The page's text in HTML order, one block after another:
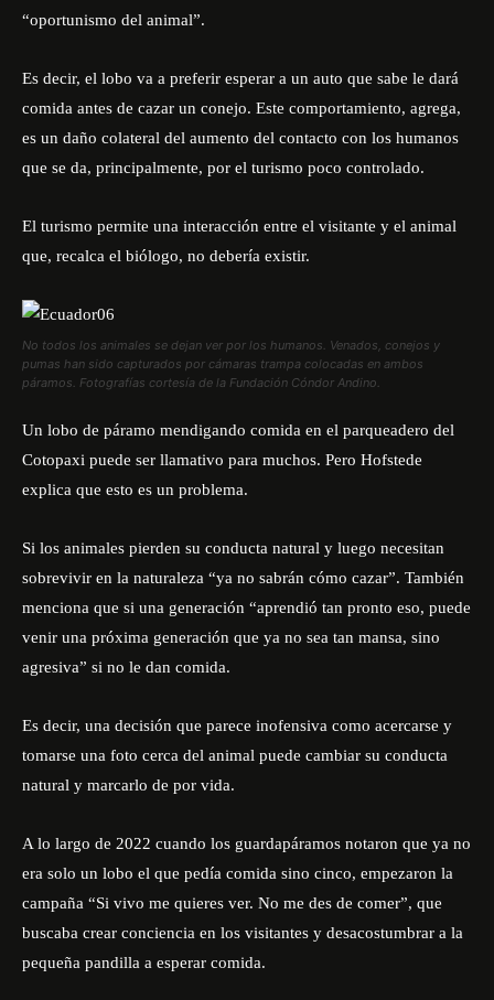
“oportunismo del animal”.
Es decir, el lobo va a preferir esperar a un auto que sabe le dará
comida antes de cazar un conejo. Este comportamiento, agrega,
es un daño colateral del aumento del contacto con los humanos
que se da, principalmente, por el turismo poco controlado.
El turismo permite una interacción entre el visitante y el animal
que, recalca el biólogo, no debería existir.
No todos los animales se dejan ver por los humanos. Venados, conejos y
pumas han sido capturados por cámaras trampa colocadas en ambos
páramos. Fotografías cortesía de la Fundación Cóndor Andino.
Un lobo de páramo mendigando comida en el parqueadero del
Cotopaxi puede ser llamativo para muchos. Pero Hofstede
explica que esto es un problema.
Si los animales pierden su conducta natural y luego necesitan
sobrevivir en la naturaleza “ya no sabrán cómo cazar”. También
menciona que si una generación “aprendió tan pronto eso, puede
venir una próxima generación que ya no sea tan mansa, sino
agresiva” si no le dan comida.
Es decir, una decisión que parece inofensiva como acercarse y
tomarse una foto cerca del animal puede cambiar su conducta
natural y marcarlo de por vida.
A lo largo de 2022 cuando los guardapáramos notaron que ya no
era solo un lobo el que pedía comida sino cinco, empezaron la
campaña “Si vivo me quieres ver. No me des de comer”, que
buscaba crear conciencia en los visitantes y desacostumbrar a la
pequeña pandilla a esperar comida.